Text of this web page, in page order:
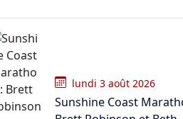
lundi 3 août 2026
Sunshine Coast